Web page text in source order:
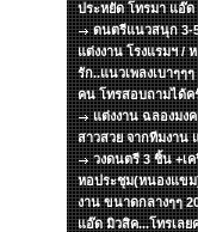
ประหยัด โทรมา แอ๊ด
ดนตรีแนวสนุก 3-
แต่งงาน โรงแรมฯ /
รัก..แนวเพลงเบาๆๆ
คน โทรสอบถามได้ค
แต่งงาน ฉลองม
สาวสวย จากทีมงาน
วงดนตรี 3 ชิ้น +เ
หอประชุม(หนองแข
งาน ขนาดกลางๆๆ
แอ๊ด มิวสิค...โทรเลย